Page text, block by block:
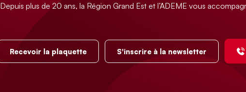
Depuis plus de 20 ans, la Région Grand Est et l’ADEME vous
Recevoir la plaquette S'inscrire à la newsletter